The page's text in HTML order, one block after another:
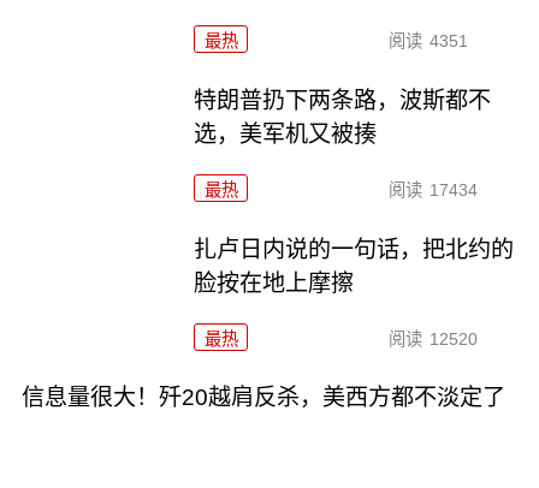
最热 阅读 4351
特朗普扔下两条路，波斯都不
选，美军机又被揍
最热 阅读 17434
扎卢日内说的一句话，把北约的
脸按在地上摩擦
最热 阅读 12520
信息量很大！歼20越肩反杀，美西方都不淡定了